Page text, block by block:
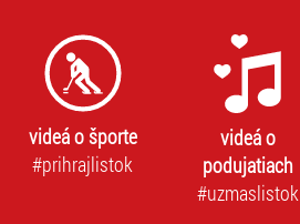
stranami.
videá o športe
#prihrajlistok
videá o
podujatiach
#uzmaslistok